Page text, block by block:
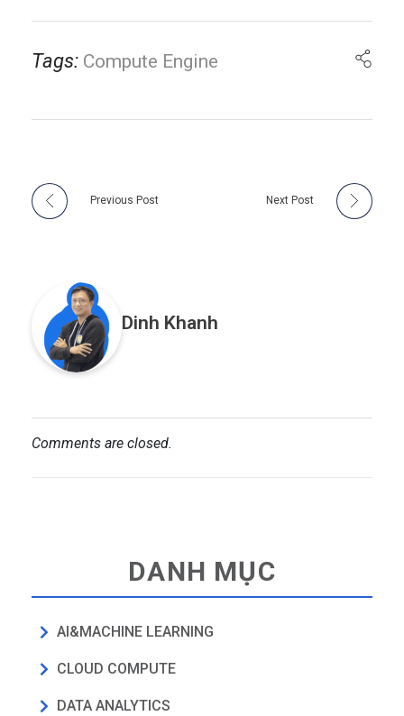
Tags: Compute Engine
Previous Post Next Post
Dinh Khanh
Comments are closed.
DANH MỤC
AI&MACHINE LEARNING
CLOUD COMPUTE
DATA ANALYTICS